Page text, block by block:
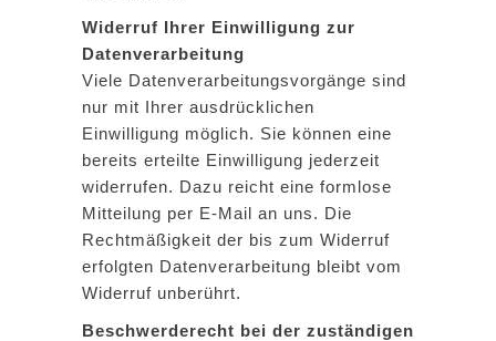
Widerruf Ihrer Einwilligung zur
Datenverarbeitung
Viele Datenverarbeitungsvorgänge sind
nur mit Ihrer ausdrücklichen
Einwilligung möglich. Sie können eine
bereits erteilte Einwilligung jederzeit
widerrufen. Dazu reicht eine formlose
Mitteilung per E-Mail an uns. Die
Rechtmäßigkeit der bis zum Widerruf
erfolgten Datenverarbeitung bleibt vom
Widerruf unberührt.
Beschwerderecht bei der zuständigen